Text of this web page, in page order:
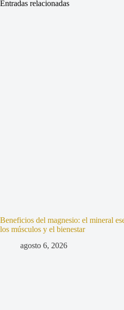
Entradas relacionadas
Beneficios del magnesio: el mineral
los músculos y el bienestar
agosto 6, 2026